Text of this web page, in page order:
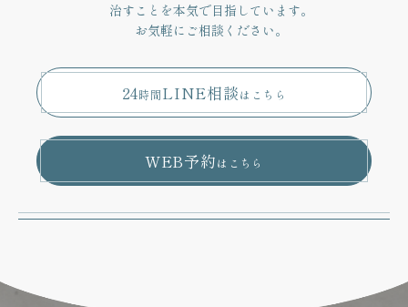
治すことを本気で目指しています。
お気軽にご相談ください。
24時間LINE相談はこちら
WEB予約はこちら